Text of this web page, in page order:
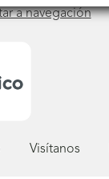
a navegación
Visítanos